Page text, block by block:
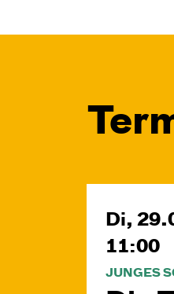
Di,
11:00
JUNGES